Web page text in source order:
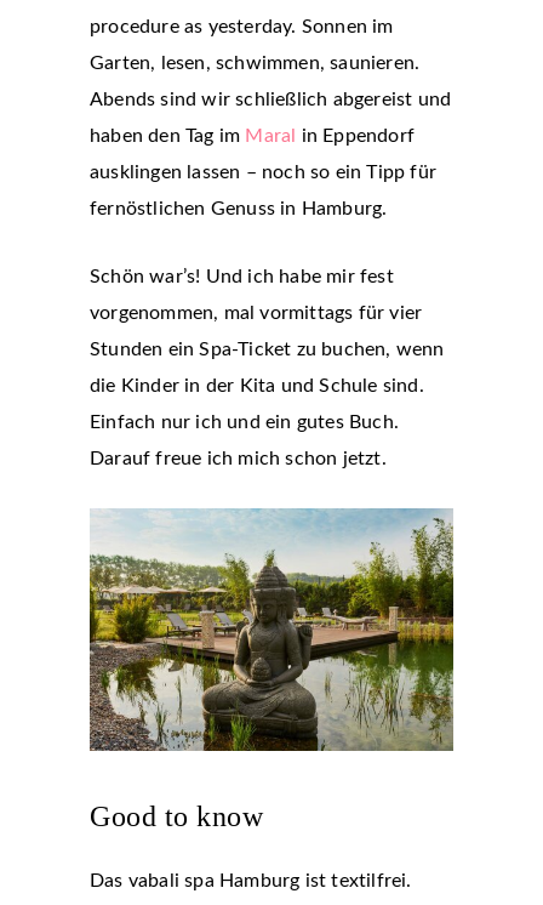
procedure as yesterday. Sonnen im
Garten, lesen, schwimmen, saunieren.
Abends sind wir schließlich abgereist und
haben den Tag im Maral
in Eppendorf
ausklingen lassen – noch so ein Tipp für
fernöstlichen Genuss in Hamburg.
Schön war’s! Und ich habe mir fest
vorgenommen, mal vormittags für vier
Stunden ein Spa-Ticket zu buchen, wenn
die Kinder in der Kita und Schule sind.
Einfach nur ich und ein gutes Buch.
Darauf freue ich mich schon jetzt.
Good to know
Das vabali spa Hamburg ist textilfrei.